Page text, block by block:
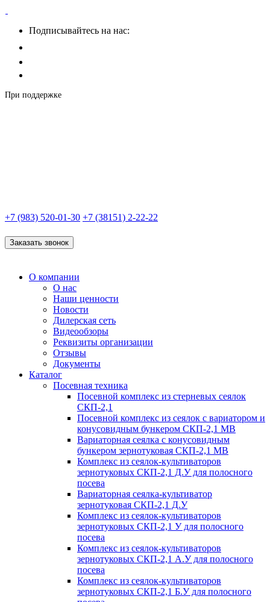
Подписывайтесь на нас:
При поддержке
+7 (983) 520-01-30 +7 (38151) 2-22-22
Заказать звонок
О компании
О нас
Наши ценности
Новости
Дилерская сеть
Видеообзоры
Реквизиты организации
Отзывы
Документы
Каталог
Посевная техника
Посевной комплекс из стерневых сеялок
СКП-2,1
Посевной комплекс из сеялок с вариатором и
конусовидным бункером СКП-2,1 МВ
Вариаторная сеялка с конусовидным
бункером зернотуковая СКП-2,1 МВ
Комплекс из сеялок-культиваторов
зернотуковых СКП-2,1 Д.У для полосного
посева
Вариаторная сеялка-культиватор
зернотуковая СКП-2,1 Д.У
Комплекс из сеялок-культиваторов
зернотуковых СКП-2,1 У для полосного
посева
Комплекс из сеялок-культиваторов
зернотуковых СКП-2,1 А.У для полосного
посева
Комплекс из сеялок-культиваторов
зернотуковых СКП-2,1 Б.У для полосного